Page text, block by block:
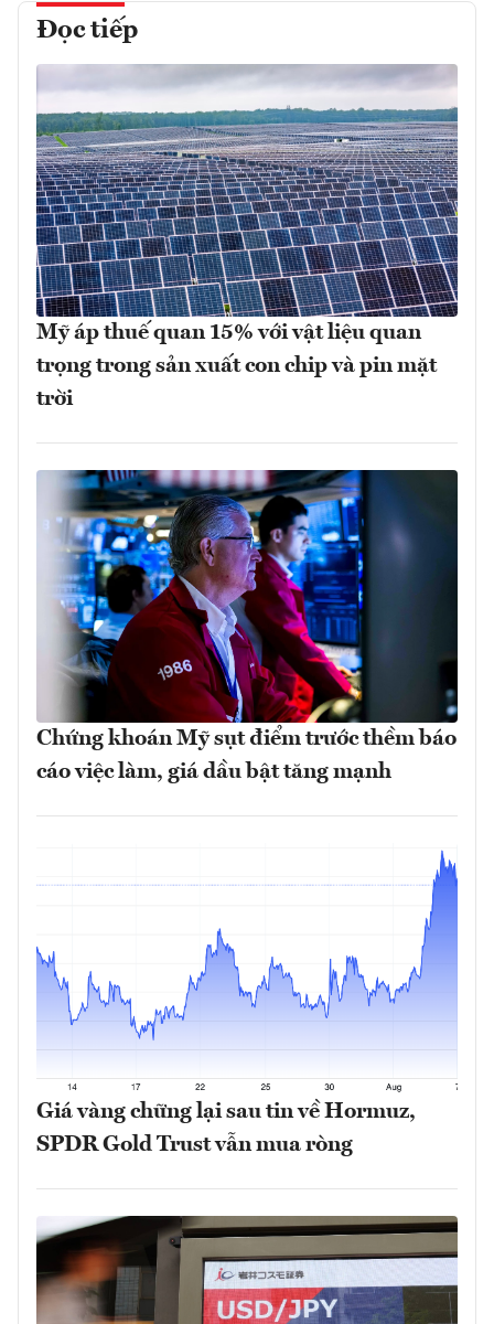
Đọc tiếp
Mỹ áp thuế quan 15% với vật liệu quan
trọng trong sản xuất con chip và pin mặt
trời
Chứng khoán Mỹ sụt điểm trước thềm báo
cáo việc làm, giá dầu bật tăng mạnh
Giá vàng chững lại sau tin về Hormuz,
SPDR Gold Trust vẫn mua ròng